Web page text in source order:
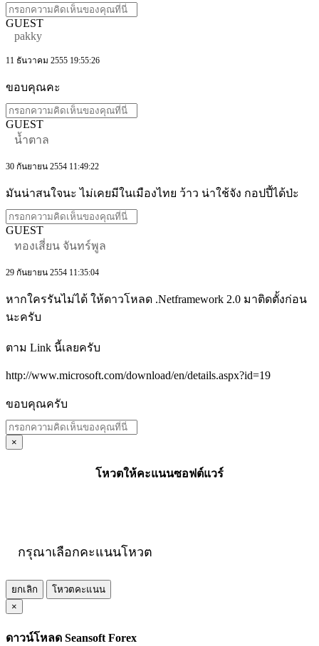
GUEST
pakky
11 ธันวาคม 2555 19:55:26
ขอบคุณคะ
GUEST
น้ำตาล
30 กันยายน 2554 11:49:22
มันน่าสนใจนะ ไม่เคยมีในเมืองไทย ว้าว น่าใช้จัง กอปปี้ได้ป่ะ
GUEST
ทองเสี่ยน จันทร์พูล
29 กันยายน 2554 11:35:04
หากใครรันไม่ได้ ให้ดาวโหลด .Netframework 2.0 มาติดตั้งก่อน
นะครับ
ตาม Link นี้เลยครับ
http://www.microsoft.com/download/en/details.aspx?id=19
ขอบคุณครับ
×
โหวตให้คะแนนซอฟต์แวร์
กรุณาเลือกคะแนนโหวต
ยกเลิก
โหวตคะแนน
×
ดาวน์โหลด Seansoft Forex